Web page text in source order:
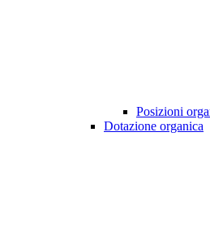
Posizioni
Dotazione organica